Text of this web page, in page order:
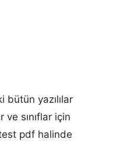
bütün yazılılar
ve sınıflar için
test pdf halinde